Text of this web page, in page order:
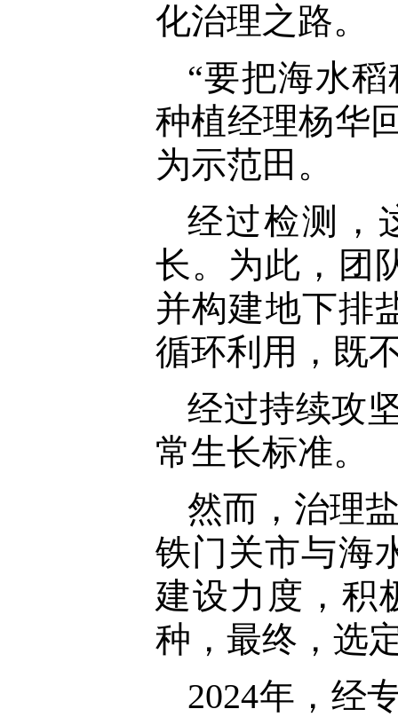
化治理之路。
“要把海水
种植经理杨华
为示范田。
经过检测，
长。为此，团
并构建地下排
循环利用，既
经过持续攻
常生长标准。
然而，治理
铁门关市与海
建设力度，积
种，最终，选
2024年，经